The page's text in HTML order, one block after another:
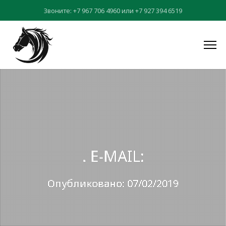
Звоните: +7 967 706 4960или +7 927 394 6519
. E-MAIL:
Опубликовано: 07/02/2019